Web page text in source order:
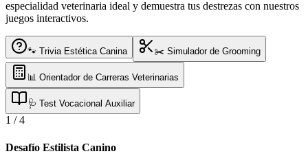
especialidad veterinaria ideal y demuestra tus destrezas con nuestros
juegos interactivos.
🐾 Trivia Estética Canina ✂️ Simulador de Grooming
📊 Orientador de Carreras Veterinarias
🩺 Test Vocacional Auxiliar
1 /4
Desafío Estilista Canino